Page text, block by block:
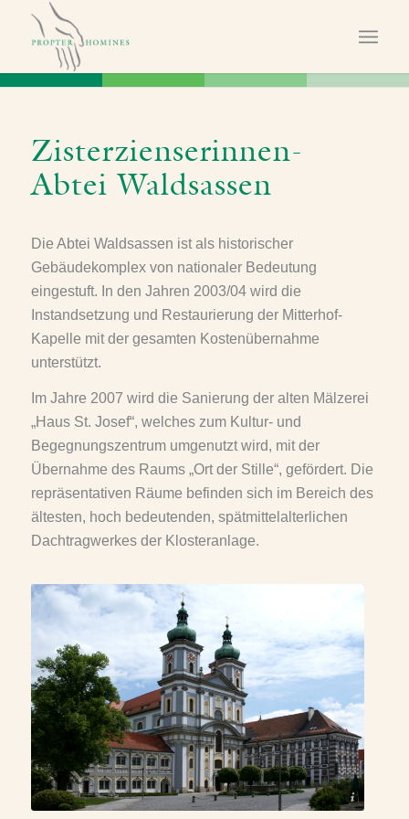
Zisterzienserinnen-
Abtei Waldsassen
Die Abtei Waldsassen ist als historischer
Gebäudekomplex von nationaler Bedeutung
eingestuft. In den Jahren 2003/04 wird die
Instandsetzung und Restaurierung der Mitterhof-
Kapelle mit der gesamten Kostenübernahme
unterstützt.
Im Jahre 2007 wird die Sanierung der alten Mälzerei
„Haus St. Josef“, welches zum Kultur- und
Begegnungszentrum umgenutzt wird, mit der
Übernahme des Raums „Ort der Stille“, gefördert. Die
repräsentativen Räume befinden sich im Bereich des
ältesten, hoch bedeutenden, spätmittelalterlichen
Dachtragwerkes der Klosteranlage.
© Aconcagua, GFDL, Cc-by-sa-3.0